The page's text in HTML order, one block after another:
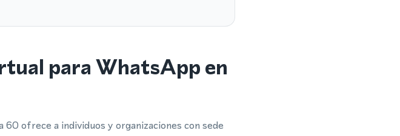
para WhatsApp en
ofrece a individuos y organizaciones con sede